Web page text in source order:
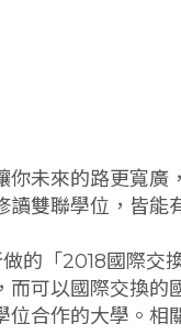
你未來的路更寬廣
雙聯學位，皆能
的「2018國際交
而可以國際交換的
合作的大學。相